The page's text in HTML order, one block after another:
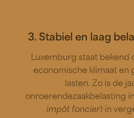
3. Stabiel en laag
Luxemburg staat bekend
economische klimaat en
lasten. Zo is de
onroerendezaakbelasting
impôt foncier) in